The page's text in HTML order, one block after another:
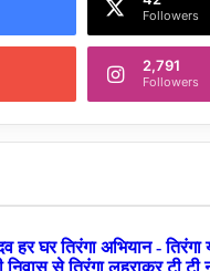
Followers
2,791
Followers